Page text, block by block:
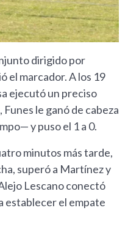
dirigido por
el marcador. A los 19
ejecutó un preciso
le ganó de cabeza
y puso el 1 a 0.
minutos más tarde,
superó a Martínez y
Lescano conectó
establecer el empate